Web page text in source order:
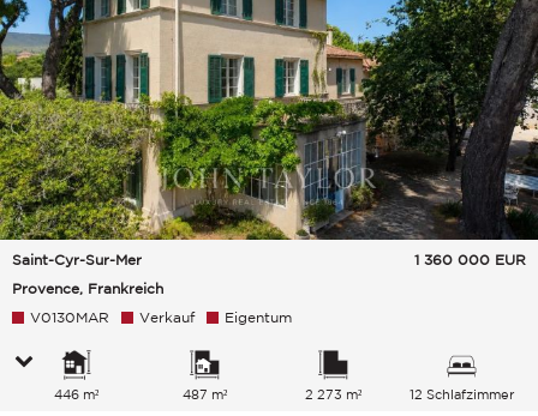
Saint-Cyr-Sur-Mer
Provence, Frankreich
1 360 000 EUR
V0130MAR Verkauf Eigentum
446 m² 487 m² 2 273 m² 12 Schlafzimmer